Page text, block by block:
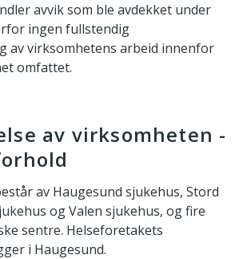
avvik som ble avdekket under
ingen fullstendig
av virksomhetens arbeid innenfor
omfattet.
av virksomheten -
av Haugesund sjukehus, Stord
og Valen sjukehus, og fire
sentre. Helseforetakets
i Haugesund.